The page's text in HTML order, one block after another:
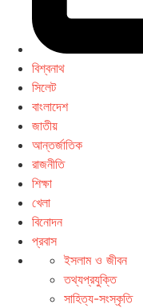
বিশ্বনাথ
সিলেট
বাংলাদেশ
জাতীয়
আন্তর্জাতিক
রাজনীতি
শিক্ষা
খেলা
বিনোদন
প্রবাস
ইসলাম ও জীবন
তথ্যপ্রযুক্তি
সাহিত্য-সংস্কৃতি